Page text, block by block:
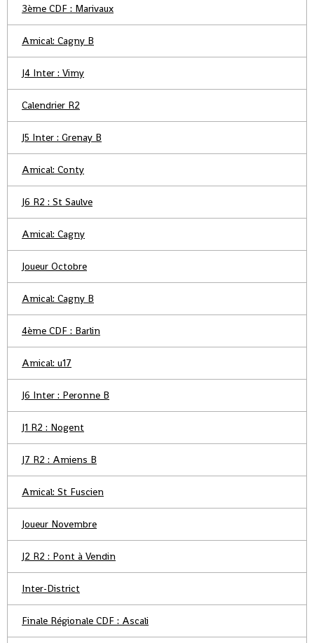
3ème CDF : Marivaux
Amical: Cagny B
J4 Inter : Vimy
Calendrier R2
J5 Inter : Grenay B
Amical: Conty
J6 R2 : St Saulve
Amical: Cagny
Joueur Octobre
Amical: Cagny B
4ème CDF : Barlin
Amical: u17
J6 Inter : Peronne B
J1 R2 : Nogent
J7 R2 : Amiens B
Amical: St Fuscien
Joueur Novembre
J2 R2 : Pont à Vendin
Inter-District
Finale Régionale CDF : Ascali